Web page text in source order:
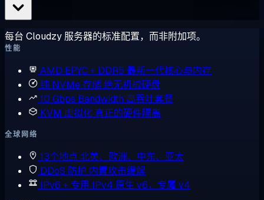
每台 Cloudzy 服务器的标准配置，而非附加项。
性能
AMD EPYC + DDR5 最新一代核心与内存
纯 NVMe 存储绝无机械硬盘
10 Gbps Bandwidth 高吞吐套餐
KVM 虚拟化 真正的硬件隔离
全球网络
13个地点 北美、欧洲、中东、亚太
DDoS 防护 内置攻击缓解
IPv6 + 专用 IPv4 原生 v6，专属 v4